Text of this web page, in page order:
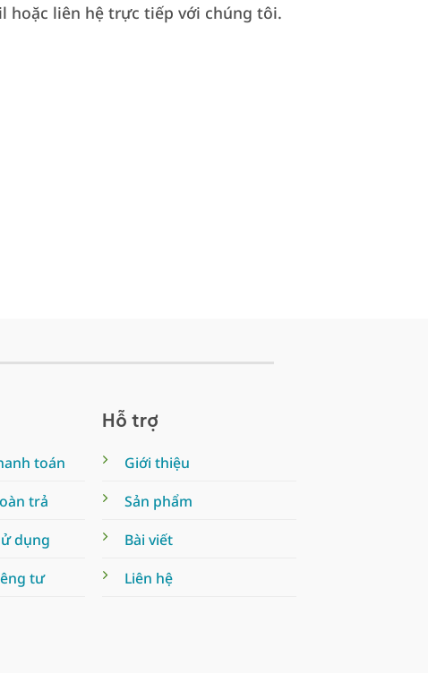
hoặc liên hệ trực tiếp với chúng tôi.
toán
trả
dụng
tư
Hỗ trợ
Giới thiệu
Sản phẩm
Bài viết
Liên hệ